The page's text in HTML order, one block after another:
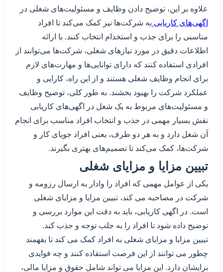
علاوه بر این، توضیح دادن وظایف و مسئولیت‌های شغلی در
اگهی‌های کاریابی به شرکت‌ها نیز کمک می‌کند تا افراد
مناسبی را برای جذب و استخدام انتخاب کنند. با ارائه
اطلاعات دقیق در مورد نیازهای شغلی، شرکت‌ها می‌توانند از
افرادی استفاده کنند که دارای توانایی‌ها و مهارت‌های لازم
برای انجام وظایف شغلی هستند و از این راه، کارایی و
عملکرد شرکت را بهبود بخشند. به طور کلی، توضیح وظایف
و مسئولیت‌های مربوط به یک شغل در اگهی‌های کاریابی
نقش بسیار مهمی در جذب و انتخاب افراد مناسب برای انجام
آن شغل دارد و به هر دو طرف، یعنی افراد جویای کار و
شرکت‌ها، کمک می‌کند تا تصمیم‌های بهتری بگیرند.
تبیین مزایا و مزایای شغلی
یکی از عوامل مهمی که افراد را وادار به ارسال رزومه و
شرکت در مصاحبه می کند، تبیین مزایا و مزایای شغلی
است. در اگهی کاریابی، باید به دقت این موارد بررسی و
توضیح داده شود تا افراد را به جلب توجه و جذب کند.
تبیین مزایا و مزایای شغلی به افراد کمک می کند تا بفهمند
چطور می توانند از این فرصت استفاده کنند و چه فوایدی
برایشان دارد. این مزایا می تواند شامل حقوق و مزایا مالی،